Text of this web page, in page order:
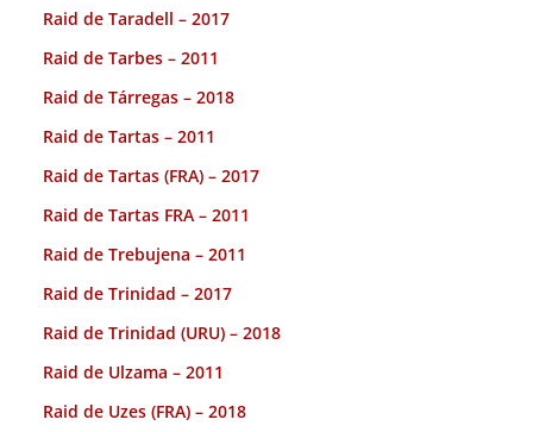
Raid de Taradell – 2017
Raid de Tarbes – 2011
Raid de Tárregas – 2018
Raid de Tartas – 2011
Raid de Tartas (FRA) – 2017
Raid de Tartas FRA – 2011
Raid de Trebujena – 2011
Raid de Trinidad – 2017
Raid de Trinidad (URU) – 2018
Raid de Ulzama – 2011
Raid de Uzes (FRA) – 2018